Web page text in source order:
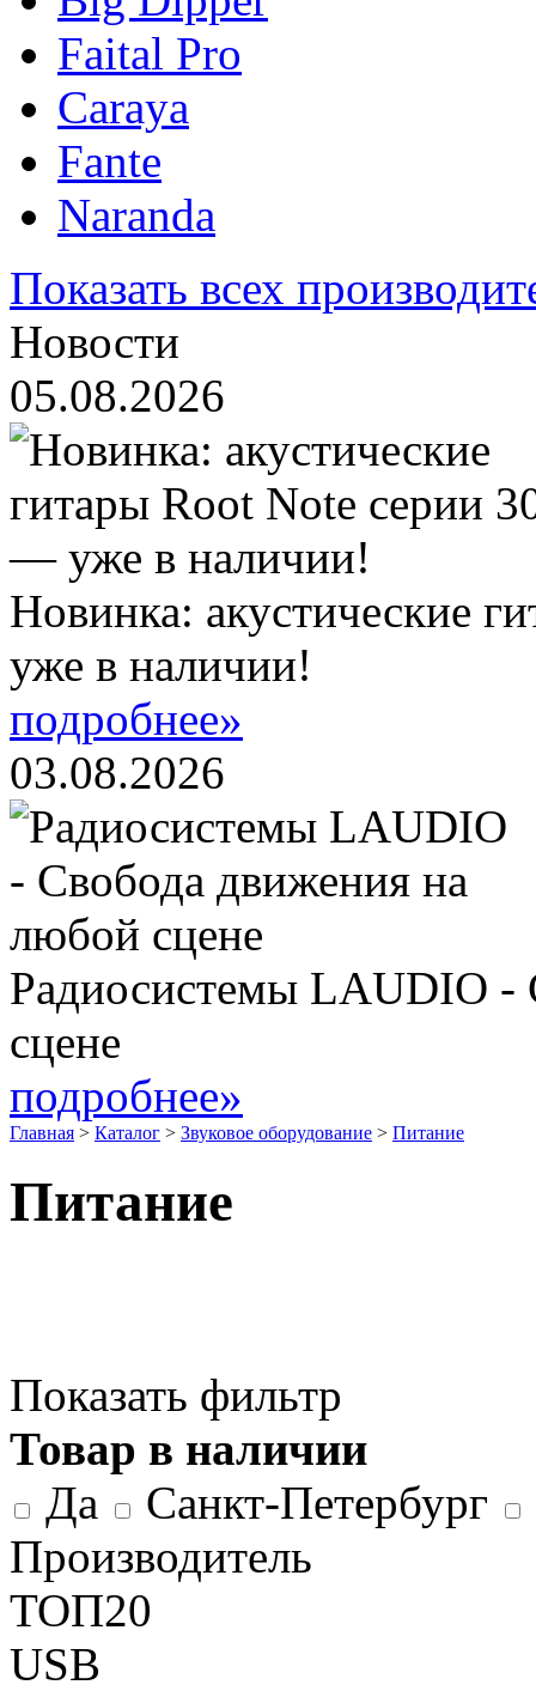
Faital Pro
Caraya
Fante
Naranda
Показать всех
Новости
05.08.2026
Новинка: акустические
уже в наличии!
подробнее»
03.08.2026
Радиосистемы LAUDIO -
сцене
подробнее»
Главная > Каталог > Звуковое оборудование > Питание
Питание
Показать фильтр
Товар в наличии
Да
Санкт-Петербург
Производитель
ТОП20
USB